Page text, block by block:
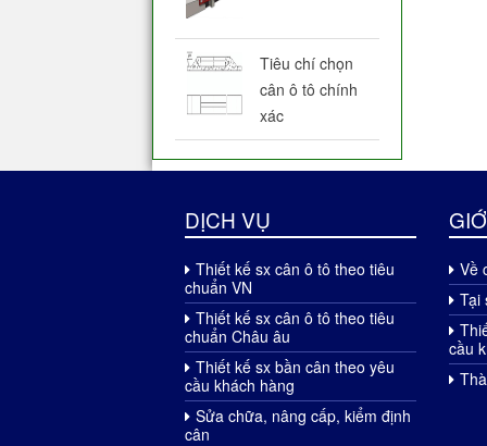
Tiêu chí chọn
cân ô tô chính
xác
DỊCH VỤ
Thiết kế sx cân ô tô theo tiêu
chuẩn VN
Thiết kế sx cân ô tô theo tiêu
chuẩn Châu âu
Thiết kế sx bần cân theo yêu
cầu khách hàng
Sửa chữa, nâng cấp, kiểm định
cân
Về
Tại
cầu